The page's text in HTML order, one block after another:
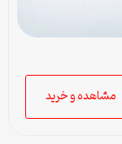
مشاهده و خرید